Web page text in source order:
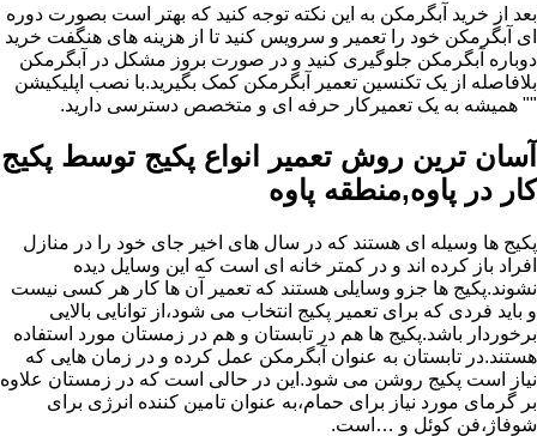
بعد از خرید آبگرمکن به این نکته توجه کنید که بهتر است بصورت دوره
ای آبگرمکن خود را تعمیر و سرویس کنید تا از هزینه های هنگفت خرید
دوباره آبگرمکن جلوگیری کنید و در صورت بروز مشکل در آبگرمکن
بلافاصله از یک تکنسین تعمیر آبگرمکن کمک بگیرید.با نصب اپلیکیشن
"" همیشه به یک تعمیرکار حرفه ای و متخصص دسترسی دارید.
آسان ترین روش تعمیر انواع پکیج توسط پکیج
کار در پاوه,منطقه پاوه
پکیج ها وسیله ای هستند که در سال های اخیر جای خود را در منازل
افراد باز کرده اند و در کمتر خانه ای است که این وسایل دیده
نشوند.پکیج ها جزو وسایلی هستند که تعمیر آن ها کار هر کسی نیست
و باید فردی که برای تعمیر پکیج انتخاب می شود،از توانایی بالایی
برخوردار باشد.پکیج ها هم در تابستان و هم در زمستان مورد استفاده
هستند.در تابستان به عنوان آبگرمکن عمل کرده و در زمان هایی که
نیاز است پکیج روشن می شود.این در حالی است که در زمستان علاوه
بر گرمای مورد نیاز برای حمام،به عنوان تامین کننده انرژی برای
شوفاژ،فن کوئل و …است.